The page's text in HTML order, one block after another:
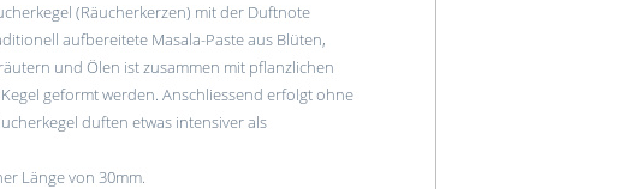
(Räucherkerzen) mit der Duftnote
aufbereitete Masala-Paste aus Blüten,
und Ölen ist zusammen mit pflanzlichen
geformt werden. Anschliessend erfolgt ohne
duften etwas intensiver als
Länge von 30mm.